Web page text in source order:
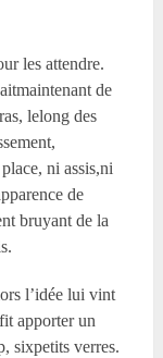
les attendre.
de
lelong des
ni assis,ni
de
bruyant de la
l’idée lui vint
apporter un
sixpetits verres.